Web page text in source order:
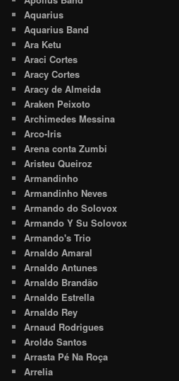
Aquarius
Aquarius Band
Ara Ketu
Araci Cortes
Aracy Cortes
Aracy de Almeida
Araken Peixoto
Archimedes Messina
Arco-Iris
Arena conta Zumbi
Aristeu Queiroz
Armandinho
Armandinho Neves
Armando do Solovox
Armando Y Su Solovox
Armando's Trio
Arnaldo Amaral
Arnaldo Antunes
Arnaldo Brandão
Arnaldo Estrella
Arnaldo Rey
Arnaud Rodrigues
Aroldo Santos
Arrasta Pé Na Roça
Arrelia